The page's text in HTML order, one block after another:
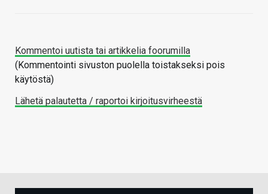
Kommentoi uutista tai artikkelia foorumilla
(Kommentointi sivuston puolella toistakseksi pois
käytöstä)
Lähetä palautetta / raportoi kirjoitusvirheestä